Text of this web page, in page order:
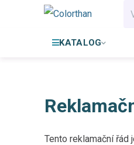
KATALOG
Tento reklamační řád